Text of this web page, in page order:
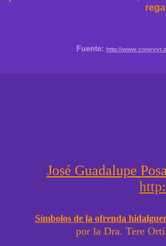
Fuente: http://
José Guadalupe
Símbolos de la ofrenda
por la Dra. Tere